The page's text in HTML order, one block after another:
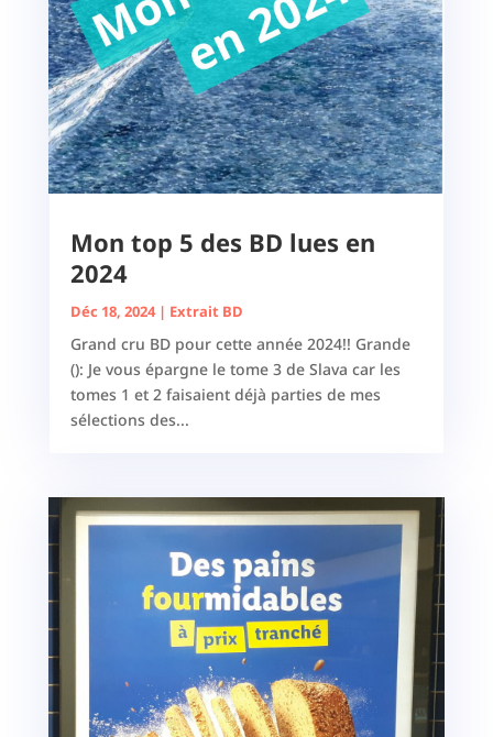
Mon top 5 des BD lues en
2024
Déc 18, 2024| Extrait BD
Grand cru BD pour cette année 2024!! Grande
(): Je vous épargne le tome 3 de Slava car les
tomes 1 et 2 faisaient déjà parties de mes
sélections des...